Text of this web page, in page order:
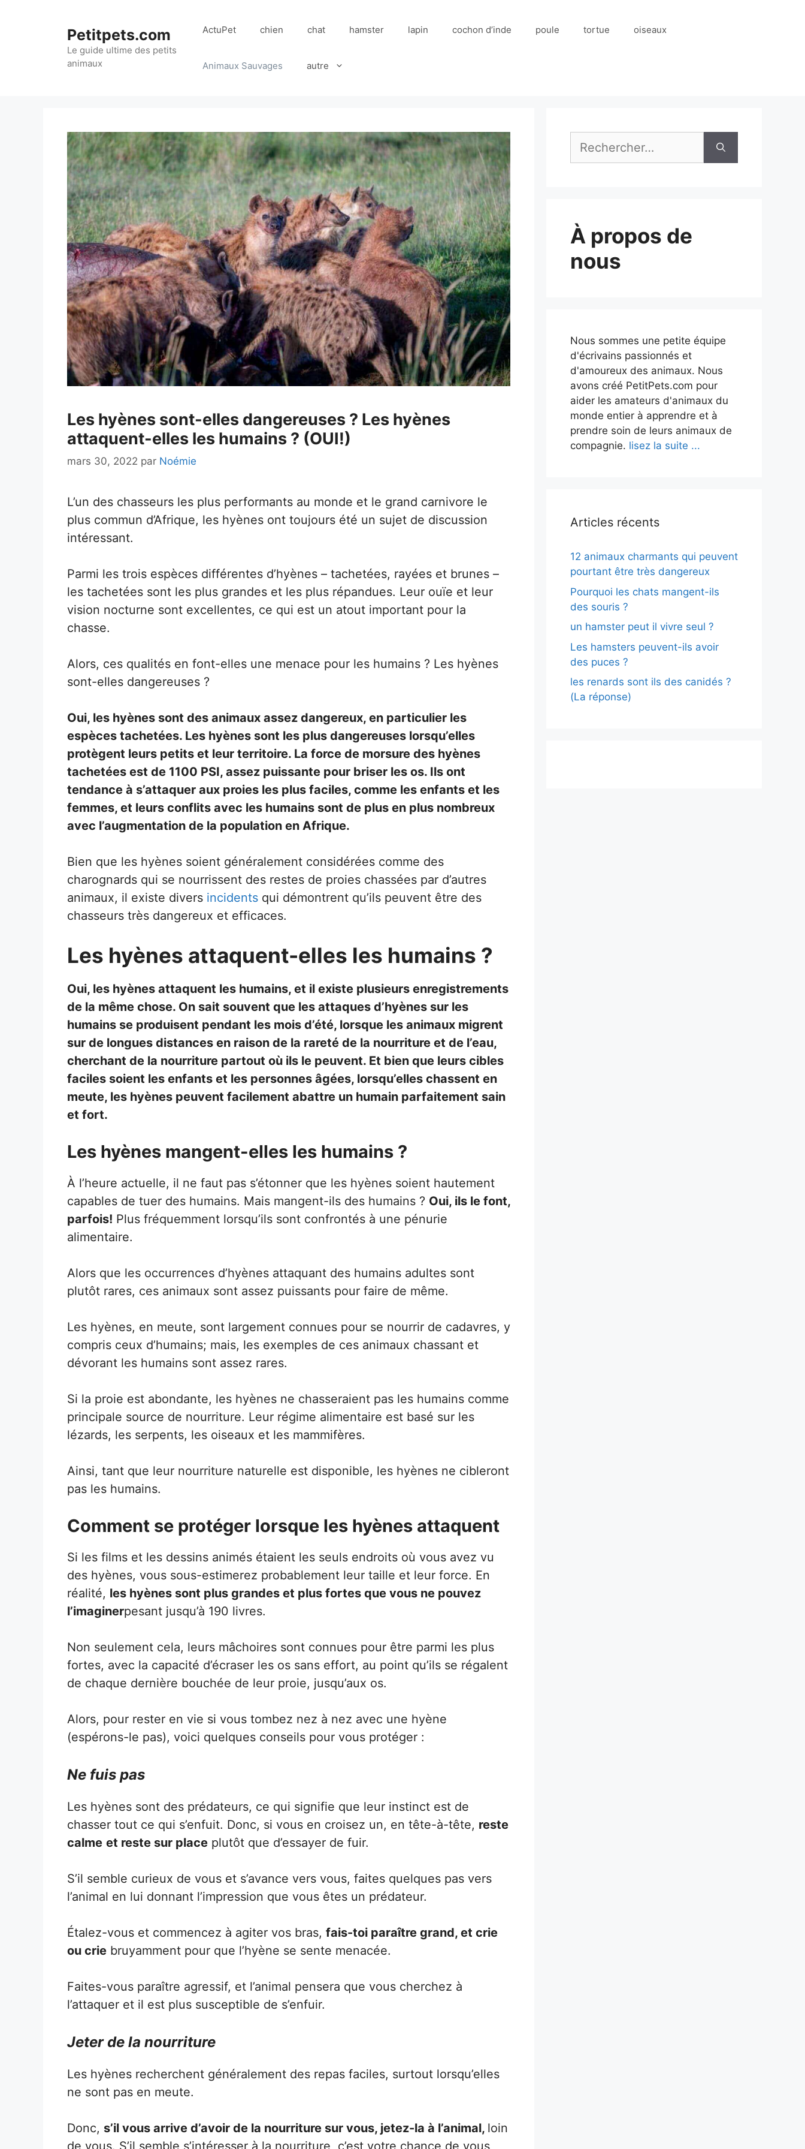
Petitpets.com
Le guide ultime des petits
animaux
ActuPet chien chat hamster lapin cochon d’inde poule tortue oiseaux
Animaux Sauvages autre
Les hyènes sont-elles dangereuses ? Les hyènes
attaquent-elles les humains ? (OUI!)
mars 30, 2022 par Noémie
L’un des chasseurs les plus performants au monde et le grand carnivore le
plus commun d’Afrique, les hyènes ont toujours été un sujet de discussion
intéressant.
Parmi les trois espèces différentes d’hyènes – tachetées, rayées et brunes –
les tachetées sont les plus grandes et les plus répandues. Leur ouïe et leur
vision nocturne sont excellentes, ce qui est un atout important pour la
chasse.
Alors, ces qualités en font-elles une menace pour les humains ? Les hyènes
sont-elles dangereuses ?
Oui, les hyènes sont des animaux assez dangereux, en particulier les
espèces tachetées. Les hyènes sont les plus dangereuses lorsqu’elles
protègent leurs petits et leur territoire. La force de morsure des hyènes
tachetées est de 1100 PSI, assez puissante pour briser les os. Ils ont
tendance à s’attaquer aux proies les plus faciles, comme les enfants et les
femmes, et leurs conflits avec les humains sont de plus en plus nombreux
avec l’augmentation de la population en Afrique.
Bien que les hyènes soient généralement considérées comme des
charognards qui se nourrissent des restes de proies chassées par d’autres
animaux, il existe divers incidents qui démontrent qu’ils peuvent être des
chasseurs très dangereux et efficaces.
Les hyènes attaquent-elles les humains ?
Oui, les hyènes attaquent les humains, et il existe plusieurs enregistrements
de la même chose. On sait souvent que les attaques d’hyènes sur les
humains se produisent pendant les mois d’été, lorsque les animaux migrent
sur de longues distances en raison de la rareté de la nourriture et de l’eau,
cherchant de la nourriture partout où ils le peuvent. Et bien que leurs cibles
faciles soient les enfants et les personnes âgées, lorsqu’elles chassent en
meute, les hyènes peuvent facilement abattre un humain parfaitement sain
et fort.
Les hyènes mangent-elles les humains ?
À l’heure actuelle, il ne faut pas s’étonner que les hyènes soient hautement
capables de tuer des humains. Mais mangent-ils des humains ? Oui, ils le font,
parfois! Plus fréquemment lorsqu’ils sont confrontés à une pénurie
alimentaire.
Alors que les occurrences d’hyènes attaquant des humains adultes sont
plutôt rares, ces animaux sont assez puissants pour faire de même.
Les hyènes, en meute, sont largement connues pour se nourrir de cadavres, y
compris ceux d’humains; mais, les exemples de ces animaux chassant et
dévorant les humains sont assez rares.
Si la proie est abondante, les hyènes ne chasseraient pas les humains comme
principale source de nourriture. Leur régime alimentaire est basé sur les
lézards, les serpents, les oiseaux et les mammifères.
Ainsi, tant que leur nourriture naturelle est disponible, les hyènes ne cibleront
pas les humains.
Comment se protéger lorsque les hyènes attaquent
Si les films et les dessins animés étaient les seuls endroits où vous avez vu
des hyènes, vous sous-estimerez probablement leur taille et leur force. En
réalité, les hyènes sont plus grandes et plus fortes que vous ne pouvez
l’imaginerpesant jusqu’à 190 livres.
Non seulement cela, leurs mâchoires sont connues pour être parmi les plus
fortes, avec la capacité d’écraser les os sans effort, au point qu’ils se régalent
de chaque dernière bouchée de leur proie, jusqu’aux os.
Alors, pour rester en vie si vous tombez nez à nez avec une hyène
(espérons-le pas), voici quelques conseils pour vous protéger :
Ne fuis pas
Les hyènes sont des prédateurs, ce qui signifie que leur instinct est de
chasser tout ce qui s’enfuit. Donc, si vous en croisez un, en tête-à-tête, reste
calme et reste sur place plutôt que d’essayer de fuir.
S’il semble curieux de vous et s’avance vers vous, faites quelques pas vers
l’animal en lui donnant l’impression que vous êtes un prédateur.
Étalez-vous et commencez à agiter vos bras, fais-toi paraître grand, et crie
ou crie bruyamment pour que l’hyène se sente menacée.
Faites-vous paraître agressif, et l’animal pensera que vous cherchez à
l’attaquer et il est plus susceptible de s’enfuir.
Jeter de la nourriture
Les hyènes recherchent généralement des repas faciles, surtout lorsqu’elles
ne sont pas en meute.
Donc, s’il vous arrive d’avoir de la nourriture sur vous, jetez-la à l’animal, loin
de vous. S’il semble s’intéresser à la nourriture, c’est votre chance de vous
À propos de
nous
Nous sommes une petite équipe
d'écrivains passionnés et
d'amoureux des animaux. Nous
avons créé PetitPets.com pour
aider les amateurs d'animaux du
monde entier à apprendre et à
prendre soin de leurs animaux de
compagnie. lisez la suite ...
Articles récents
12 animaux charmants qui peuvent
pourtant être très dangereux
Pourquoi les chats mangent-ils
des souris ?
un hamster peut il vivre seul ?
Les hamsters peuvent-ils avoir
des puces ?
les renards sont ils des canidés ?
(La réponse)